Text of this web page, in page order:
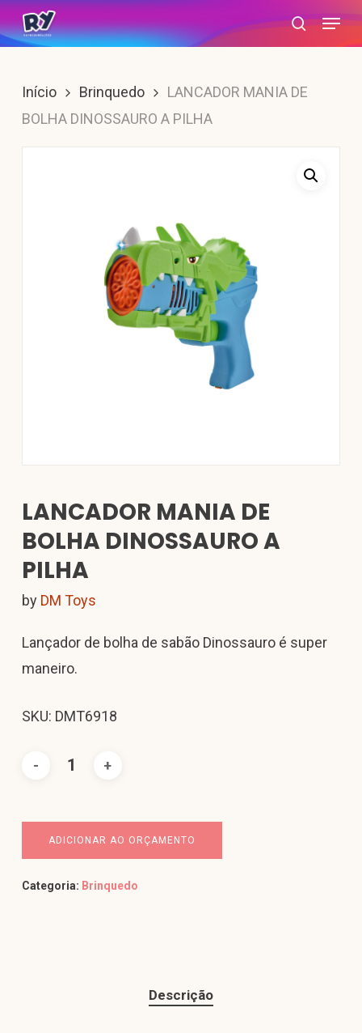
Skip
to
content
search
Menu
Início Brinquedo
LANCADOR MANIA DE
BOLHA DINOSSAURO A PILHA
LANCADOR MANIA DE
BOLHA DINOSSAURO A
PILHA
by DM Toys
Lançador de bolha de sabão Dinossauro é super
maneiro.
SKU: DMT6918
ADICIONAR AO ORÇAMENTO
Categoria: Brinquedo
Descrição